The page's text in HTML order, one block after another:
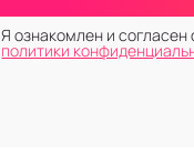
Я ознакомлен и
политики